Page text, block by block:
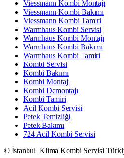
Viessmann Kombi Montajı
Viessmann Kombi Bakımı
Viessmann Kombi Tamiri
Warmhaus Kombi Servisi
Warmhaus Kombi Montajı
Warmhaus Kombi Bakımı
Warmhaus Kombi Tamiri
Kombi Servisi
Kombi Bakımı
Kombi Montajı
Kombi Demontajı
Kombi Tamiri
Acil Kombi Servisi
Petek Temizliği
Petek Bakımı
724 Acil Kombi Servisi
© İstanbul Klima Kombi Servisi